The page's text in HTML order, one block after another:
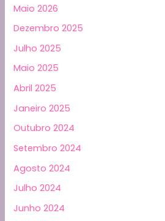
Maio 2026
Dezembro 2025
Julho 2025
Maio 2025
Abril 2025
Janeiro 2025
Outubro 2024
Setembro 2024
Agosto 2024
Julho 2024
Junho 2024